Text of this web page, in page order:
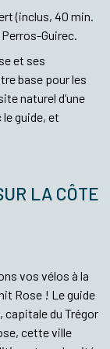
(inclus, 40 min.
Guirec.
et ses
base pour les
naturel d’une
guide, et
LA CÔTE
vos vélos à la
Rose ! Le guide
capitale du Trégor
cette ville